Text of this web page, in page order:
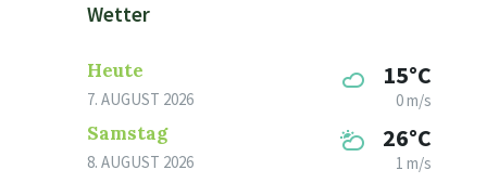
Wetter
Heute
7. AUGUST 2026
15°C
0 m/s
Samstag
8. AUGUST 2026
26°C
1 m/s